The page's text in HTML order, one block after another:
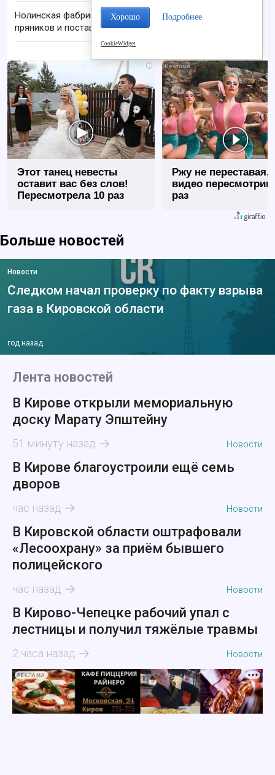
Нолинская фабрика расширяет производство
пряников и поставки
i
Этот танец невесты
оставит вас без слов!
Пересмотрела 10 раз
Ржу не переставая,
видео
раз
Больше новостей
Новости
Следком начал проверку по факту взрыва
газа в Кировской области
год назад
Лента новостей
В Кирове открыли мемориальную
доску Марату Эпштейну
51 минуту назад Новости
В Кирове благоустроили ещё семь
дворов
час назад Новости
В Кировской области оштрафовали
«Лесоохрану» за приём бывшего
полицейского
час назад Новости
В Кирово-Чепецке рабочий упал с
лестницы и получил тяжёлые травмы
2 часа назад Новости
РЕКЛАМА
Хорошо Подробнее
CookieWidget